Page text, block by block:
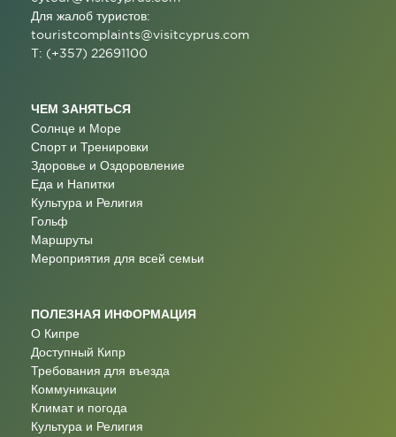
Для жалоб туристов:
touristcomplaints@visitcyprus.com
T: (+357) 22691100
ЧЕМ ЗАНЯТЬСЯ
Солнце и Море
Спорт и Тренировки
Здоровье и Оздоровление
Еда и Напитки
Культура и Религия
Гольф
Маршруты
Мероприятия для всей семьи
ПОЛЕЗНАЯ ИНФОРМАЦИЯ
О Кипре
Доступный Кипр
Требования для въезда
Коммуникации
Климат и погода
Культура и Религия